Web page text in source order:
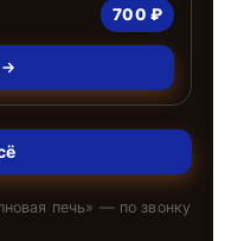
700 ₽
печь» — по звонку